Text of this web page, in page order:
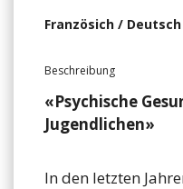
Französich / Deutsch
Beschreibung
«Psychische
Jugendlichen»
In den letzten